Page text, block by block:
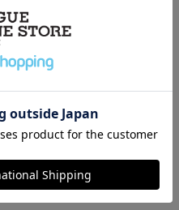
27ユニ
センティッ
円
【S～4XL】2026/27ユニ
フォーム オーセンティッ
クモデル:FP2nd
21,450円～25,950円